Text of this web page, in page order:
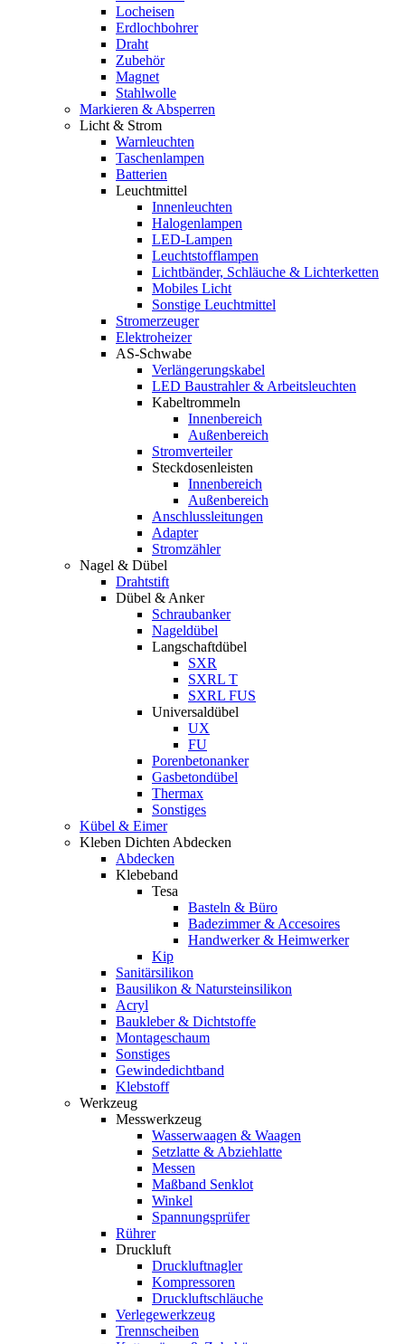
Locheisen
Erdlochbohrer
Draht
Zubehör
Magnet
Stahlwolle
Markieren & Absperren
Licht & Strom
Warnleuchten
Taschenlampen
Batterien
Leuchtmittel
Innenleuchten
Halogenlampen
LED-Lampen
Leuchtstofflampen
Lichtbänder, Schläuche & Lichterketten
Mobiles Licht
Sonstige Leuchtmittel
Stromerzeuger
Elektroheizer
AS-Schwabe
Verlängerungskabel
LED Baustrahler & Arbeitsleuchten
Kabeltrommeln
Innenbereich
Außenbereich
Stromverteiler
Steckdosenleisten
Innenbereich
Außenbereich
Anschlussleitungen
Adapter
Stromzähler
Nagel & Dübel
Drahtstift
Dübel & Anker
Schraubanker
Nageldübel
Langschaftdübel
SXR
SXRL T
SXRL FUS
Universaldübel
UX
FU
Porenbetonanker
Gasbetondübel
Thermax
Sonstiges
Kübel & Eimer
Kleben Dichten Abdecken
Abdecken
Klebeband
Tesa
Basteln & Büro
Badezimmer & Accesoires
Handwerker & Heimwerker
Kip
Sanitärsilikon
Bausilikon & Natursteinsilikon
Acryl
Baukleber & Dichtstoffe
Montageschaum
Sonstiges
Gewindedichtband
Klebstoff
Werkzeug
Messwerkzeug
Wasserwaagen & Waagen
Setzlatte & Abziehlatte
Messen
Maßband Senklot
Winkel
Spannungsprüfer
Rührer
Druckluft
Druckluftnagler
Kompressoren
Druckluftschläuche
Verlegewerkzeug
Trennscheiben